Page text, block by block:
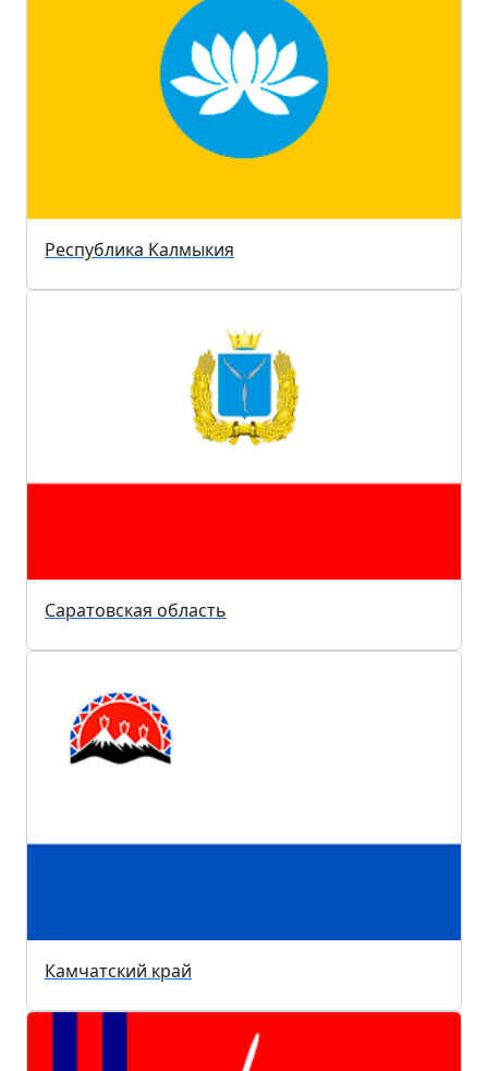
Республика Калмыкия
Саратовская область
Камчатский край